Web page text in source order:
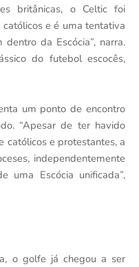
britânicas, o Celtic foi
e é uma tentativa
da Escócia”, narra.
do futebol escocês,
um ponto de encontro
“Apesar de ter havido
católicos e protestantes, a
independentemente
uma Escócia unificada”,
o golfe já chegou a ser